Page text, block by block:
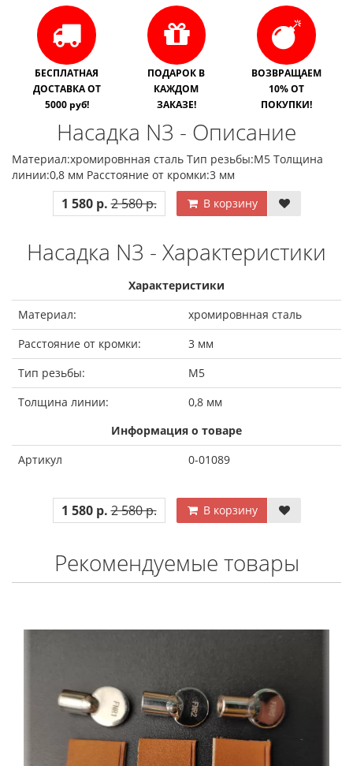
БЕСПЛАТНАЯ
ДОСТАВКА ОТ
5000 руб!
ПОДАРОК В
КАЖДОМ
ЗАКАЗЕ!
ВОЗВРАЩАЕМ
10% ОТ
ПОКУПКИ!
Насадка N3 - Описание
Материал:хромировнная сталь Тип резьбы:М5 Толщина
линии:0,8 мм Расстояние от кромки:3 мм
1 580 р. 2 580 р. В корзину
Насадка N3 - Характеристики
Характеристики
Материал:
хромировнная сталь
Расстояние от кромки:
3 мм
Тип резьбы:
М5
Толщина линии:
0,8 мм
Информация о товаре
Артикул
0-01089
1 580 р. 2 580 р. В корзину
Рекомендуемые товары